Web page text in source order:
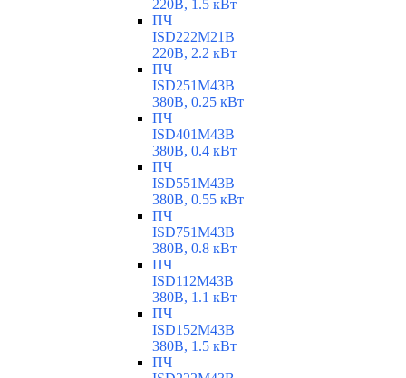
220В, 1.5 кВт
ПЧ
ISD222M21B
220В, 2.2 кВт
ПЧ
ISD251M43B
380В, 0.25 кВт
ПЧ
ISD401M43B
380В, 0.4 кВт
ПЧ
ISD551M43B
380В, 0.55 кВт
ПЧ
ISD751M43B
380В, 0.8 кВт
ПЧ
ISD112M43B
380В, 1.1 кВт
ПЧ
ISD152M43B
380В, 1.5 кВт
ПЧ